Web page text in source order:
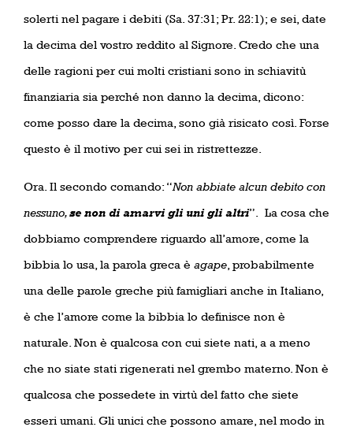
solerti nel pagare i debiti (Sa. 37:31; Pr. 22:1); e sei, date
la decima del vostro reddito al Signore. Credo che una
delle ragioni per cui molti cristiani sono in schiavitù
finanziaria sia perché non danno la decima, dicono:
come posso dare la decima, sono già risicato così. Forse
questo è il motivo per cui sei in ristrettezze.
Ora. Il secondo comando: “Non abbiate alcun debito con
nessuno,se non di amarvi gli uni gli altri”.
La cosa che
dobbiamo comprendere riguardo all’amore, come la
bibbia lo usa, la parola greca è agape , probabilmente
una delle parole greche più famigliari anche in Italiano,
è che l’amore come la bibbia lo definisce non è
naturale. Non è qualcosa con cui siete nati, a a meno
che no siate stati rigenerati nel grembo materno. Non è
qualcosa che possedete in virtù del fatto che siete
esseri umani. Gli unici che possono amare, nel modo in